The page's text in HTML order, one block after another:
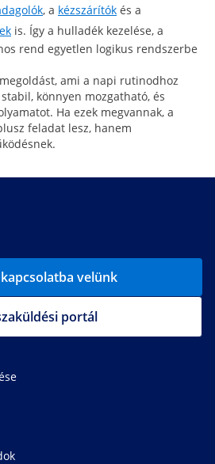
, a kézszárítók és a
is. Így a hulladék kezelése, a
rend egyetlen logikus rendszerbe
ami a napi rutinodhoz
könnyen mozgatható, és
Ha ezek megvannak, a
feladat lesz, hanem
velünk
portál